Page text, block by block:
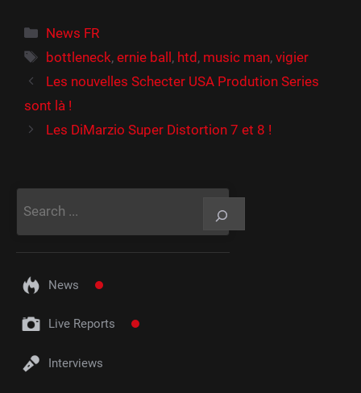
Catégories
News FR
Étiquettes
bottleneck,ernie ball, htd, music man,vigier
Les nouvelles Schecter USA Prodution Series
sont là !
Les DiMarzio Super Distortion 7 et 8 !
News
Live Reports
Interviews